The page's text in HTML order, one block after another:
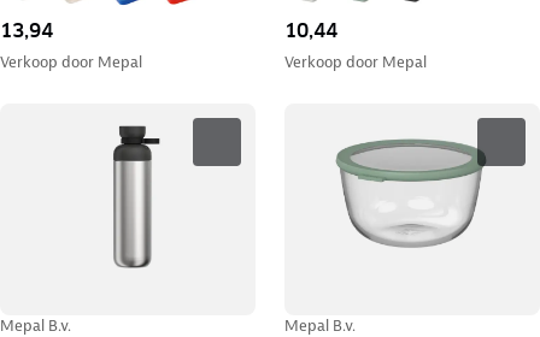
13,94
Verkoop door Mepal
10,44
Verkoop door Mepal
Mepal B.v. Mepal B.v.